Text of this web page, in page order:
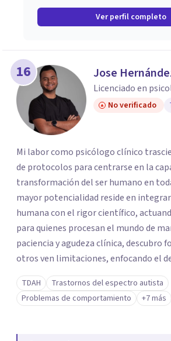
Ver perfil completo
16 Jose
Licenciado en
No verificado
Mi labor como psicólogo clínico
de protocolos para centrarse en la
transformación del ser humano en
mayor potencialidad reside en
humana con el rigor científico,
para quienes procesan el mundo de
paciencia y agudeza clínica, descubro
otros ven limitaciones, enfocando el
habilidades sociales en el autismo no
molde, sino como una llave hacia la
capacidad de observación profunda
ofreciendo una escucha activa y sin
TDAH
Trastornos del espectro autista
Problemas de comportamiento
+7 más